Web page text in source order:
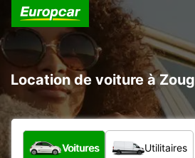
Location de voiture à Zoug
Quel type de véhicule ?
Voitures Utilitaires